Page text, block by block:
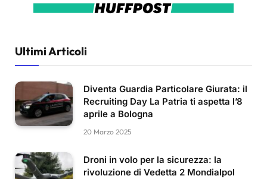
Ultimi Articoli
Diventa Guardia Particolare Giurata: il
Recruiting Day La Patria ti aspetta l’8
aprile a Bologna
20 Marzo 2025
Droni in volo per la sicurezza: la
rivoluzione di Vedetta 2 Mondialpol